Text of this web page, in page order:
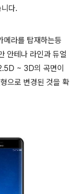
다.
메라를 탑재하는등
안테나 라인과 듀얼
~ 3D의 곡면이
으로 변경된 것을 확